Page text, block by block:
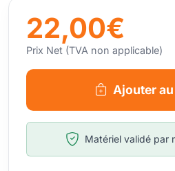
22,00€
Prix Net (TVA non applicable)
Ajouter
Matériel validé par